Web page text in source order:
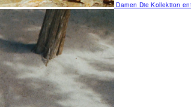
Damen Die Kollektion